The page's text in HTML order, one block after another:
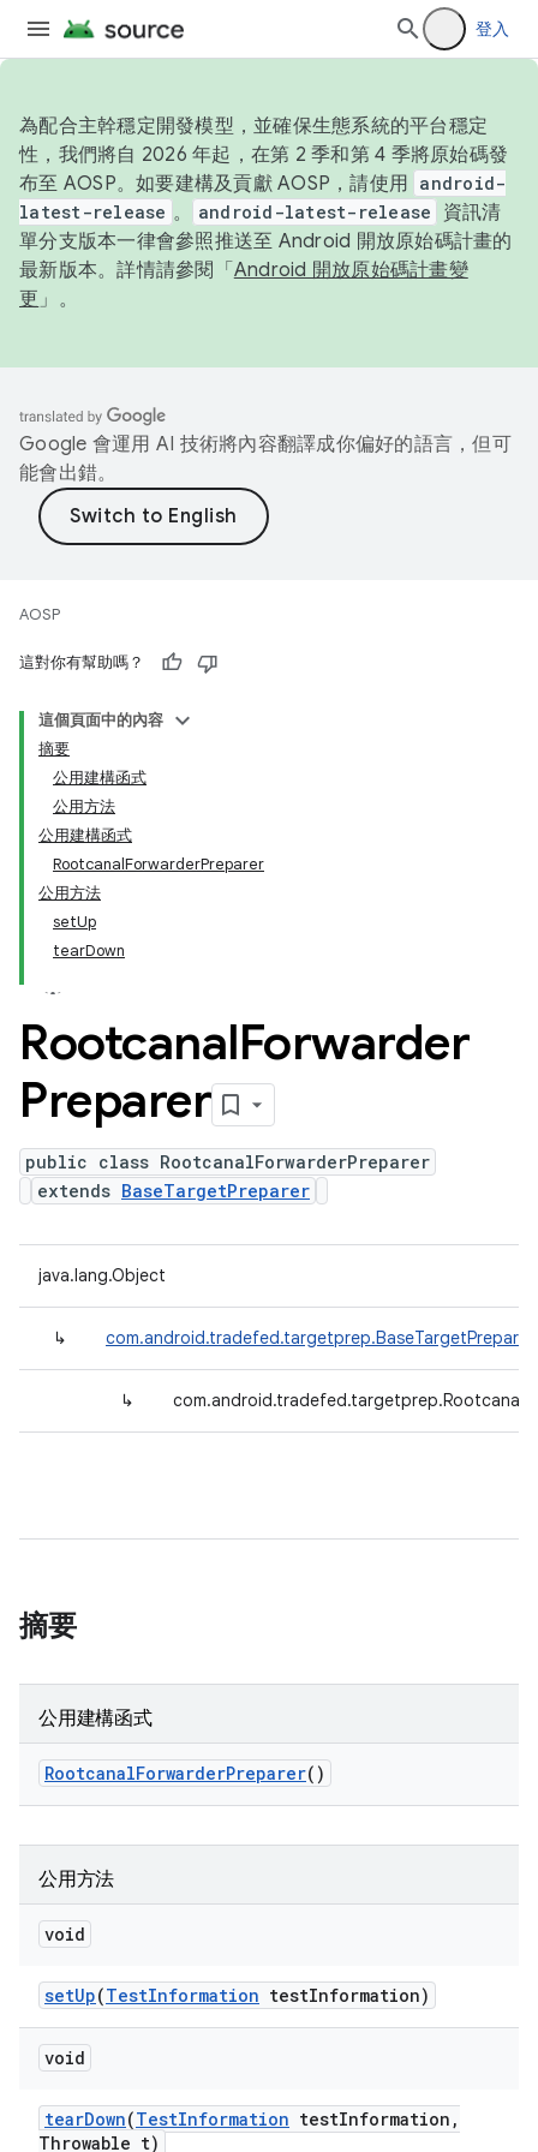
登入
為配合主幹穩定開發模型，並確保生態系統的平台穩定
性，我們將自 2026 年起，在第 2 季和第 4 季將原始碼發
布至 AOSP。如要建構及貢獻 AOSP，請使用 android-
latest-release 。 android-latest-release
資訊清
單分支版本一律會參照推送至 Android 開放原始碼計畫的
最新版本。詳情請參閱「 Android 開放原始碼計畫變
更 」。
Google 會運用 AI 技術將內容翻譯成你偏好的語言，但可
能會出錯。
AOSP
這對你有幫助嗎？
這個頁面中的內容
摘要
公用建構函式
公用方法
公用建構函式
RootcanalForwarderPreparer
公用方法
setUp
tearDown
RootcanalForwarder
Preparer
public class RootcanalForwarderPreparer
extends BaseTargetPreparer
java.lang.Object
↳ com.android.tradefed.targetprep.BaseTargetPreparer
↳
摘要
公用建構函式
RootcanalForwarderPreparer()
公用方法
void
setUp(TestInformation testInformation)
void
tearDown(TestInformation testInformation ,
Throwable t)